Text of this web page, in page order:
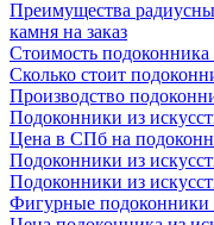
Преимущества
камня на заказ
Стоимость подоконника
Сколько стоит
Производство
Подоконники из
Цена в СПб на
Подоконники из
Подоконники из
Фигурные подоконники